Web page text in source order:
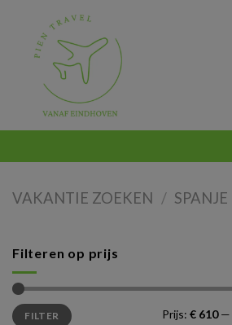
content
VAKANTIE ZOEKEN / SPANJE
Filteren op prijs
Min.
prijs
Max.
prijsFILTER Prijs: € 610—